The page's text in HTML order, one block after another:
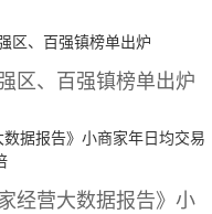
区、百强镇榜单出炉
经营大数据报告》小